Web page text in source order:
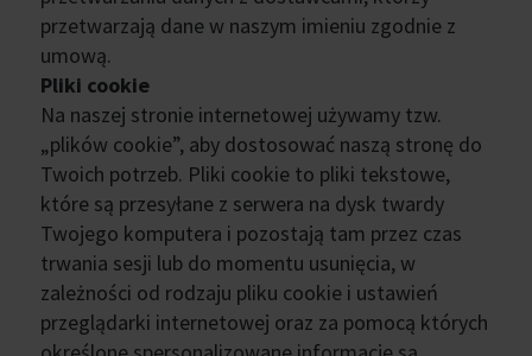
przetwarzają dane w naszym imieniu zgodnie z
umową.
Pliki cookie
Na naszej stronie internetowej używamy tzw.
„plików cookie”, aby dostosować naszą stronę do
Twoich potrzeb. Pliki cookie to pliki tekstowe,
które są przesyłane z serwera na dysk twardy
Twojego komputera i pozostają tam przez czas
trwania sesji lub do momentu usunięcia, w
zależności od rodzaju pliku cookie i ustawień
przeglądarki internetowej oraz za pomocą których